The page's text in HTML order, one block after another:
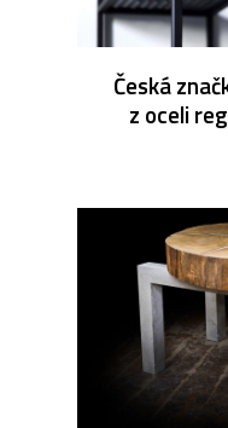
Česká
z oceli